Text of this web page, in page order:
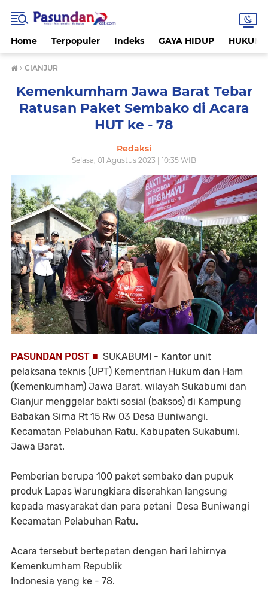
Home Terpopuler Indeks GAYA HIDUP HUKUM
› CIANJUR
Kemenkumham Jawa Barat Tebar
Ratusan Paket Sembako di Acara
HUT ke - 78
Redaksi
Selasa, 01 Agustus 2023 | 10:35 WIB
PASUNDAN POST ■ SUKABUMI - Kantor unit
pelaksana teknis (UPT) Kementrian Hukum dan Ham
(Kemenkumham) Jawa Barat, wilayah Sukabumi dan
Cianjur menggelar bakti sosial (baksos) di Kampung
Babakan Sirna Rt 15 Rw 03 Desa Buniwangi,
Kecamatan Pelabuhan Ratu, Kabupaten Sukabumi,
Jawa Barat.
Pemberian berupa 100 paket sembako dan pupuk
produk Lapas Warungkiara diserahkan langsung
kepada masyarakat dan para petani Desa Buniwangi
Kecamatan Pelabuhan Ratu.
Acara tersebut bertepatan dengan hari lahirnya
Kemenkumham Republik
Indonesia yang ke - 78.